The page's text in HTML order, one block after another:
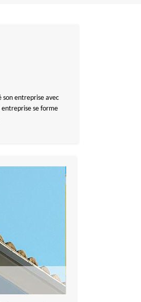
son entreprise avec
entreprise se forme